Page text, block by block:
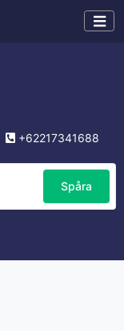
+62217341688
Spåra